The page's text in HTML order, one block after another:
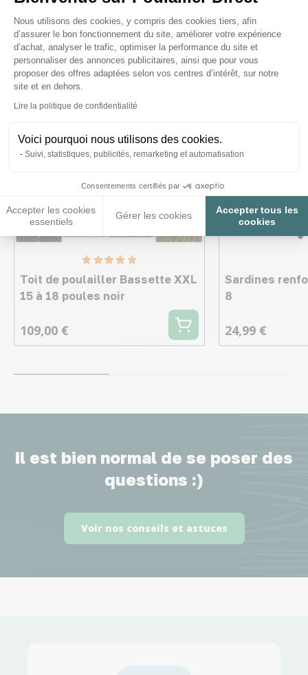
Plateforme de Gestion du
Nous utilisons des cookies, y compris des cookies tiers, afin
d’assurer le bon fonctionnement du site, améliorer votre expérience
d’achat, analyser le trafic, optimiser la performance du site et
personnaliser des annonces publicitaires, ainsi que pour vous
proposer des offres adaptées selon vos centres d’intérêt, sur notre
site et en dehors.
Lire la politique de confidentialité
Voici pourquoi nous utilisons des cookies.
Suivi, statistiques, publicités, remarketing et automatisation
Consentements certifiés par
Accepter les cookies
essentiels
Gérer les cookies
Accepter tous les
cookies
Axeptio consent
intéresser
Toit de poulailler Bassette XXL
15 à 18 poules noir
109,00 €
Nouveau
Sardines
8
24,99 €
Il est bien normal de se poser des
questions :)
Voir nos conseils et astuces